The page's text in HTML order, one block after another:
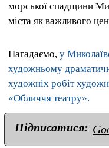
морської спадщини
міста як важливого
Нагадаємо, у
художньому
художніх робіт
«Обличчя театру».
Підписатися: